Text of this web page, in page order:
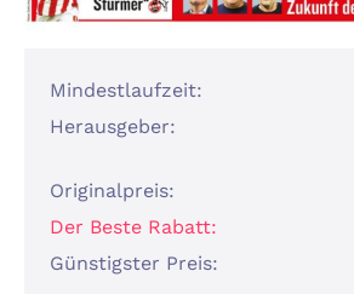
Mindestlaufzeit:
Herausgeber:
Originalpreis:
Der Beste Rabatt:
Günstigster Preis: